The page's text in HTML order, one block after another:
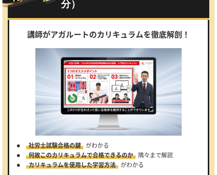
分）
講師がアガルートのカリキュラムを徹底解剖！
社労士試験合格の鍵 がわかる
何故このカリキュラムで合格できるのか
隅々まで解説
カリキュラムを使用した学習方法 がわかる